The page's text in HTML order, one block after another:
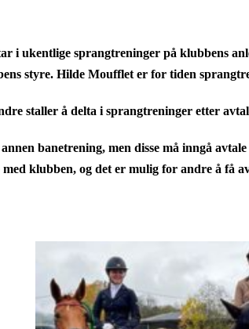
i ukentlige sprangtreninger på klubbens
styre. Hilde Moufflet er for tiden
staller å delta i sprangtreninger etter
banetrening, men disse må inngå
klubben, og det er mulig for andre å få